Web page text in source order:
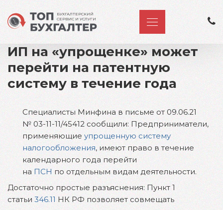
БУХГАЛТЕРСКИЙ
СЕРВИС И УСЛУГИ
ИП на «упрощенке» может
перейти на патентную
систему в течение года
Специалисты Минфина в письме от 09.06.21
№ 03-11-11/45412 сообщили: Предприниматели,
применяющие упрощенную систему
налогообложения, имеют право в течение
календарного года перейти
на ПСН по отдельным видам деятельности.
Достаточно простые разъяснения: Пункт 1
статьи 346.11 НК РФ позволяет совмещать